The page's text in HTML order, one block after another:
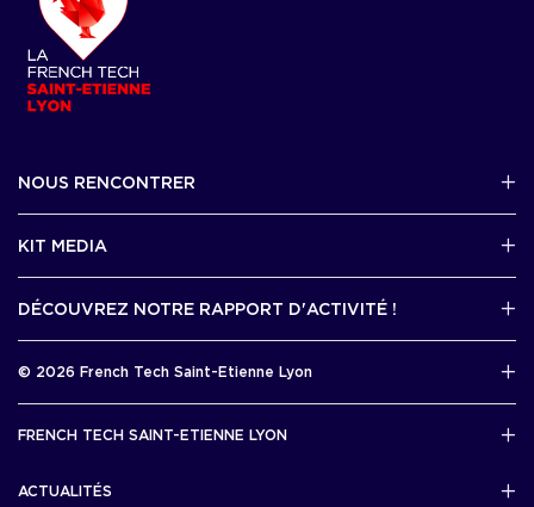
NOUS RENCONTRER
KIT MEDIA
DÉCOUVREZ NOTRE RAPPORT D'ACTIVITÉ !
© 2026 French Tech Saint-Etienne Lyon
Politique de confidentialité
Développement 69pixl
FRENCH TECH SAINT-ETIENNE LYON
ACTUALITÉS